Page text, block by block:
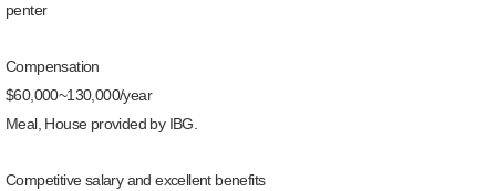
penter
Compensation
$60,000~130,000/year
Meal, House provided by IBG.
Competitive salary and excellent benefits